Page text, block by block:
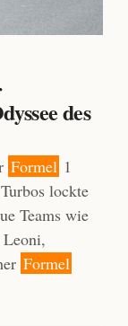
des
Formel 1
lockte
Teams wie
Leoni,
Formel